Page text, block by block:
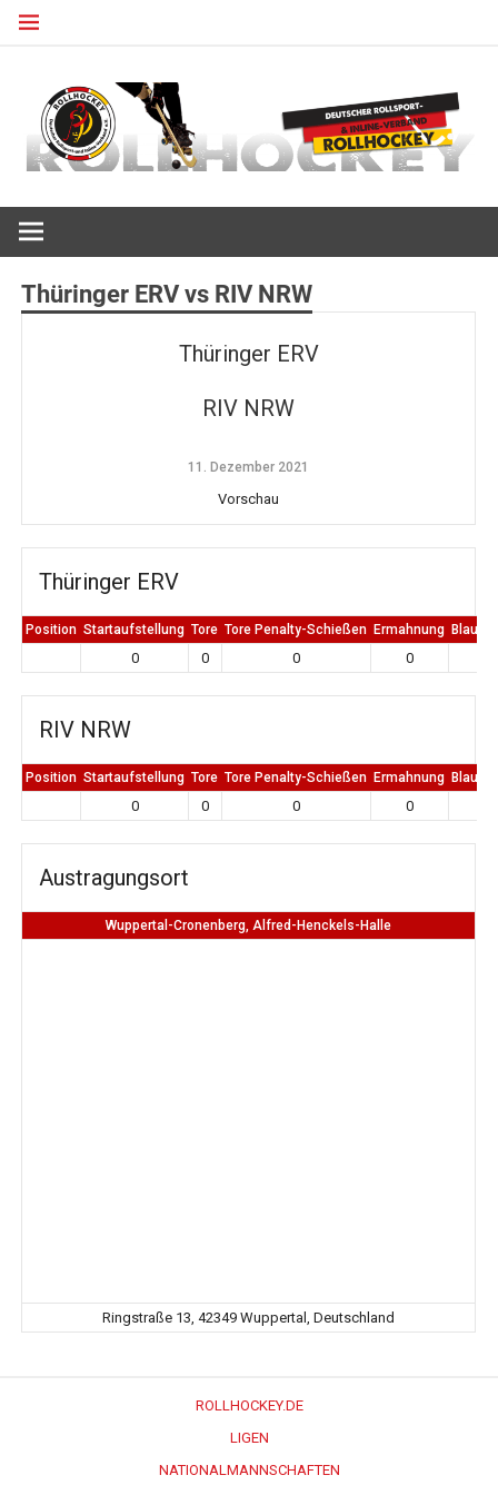
Zum
Thüringer ERV vs RIV NRW
Thüringer ERV
RIV NRW
11. Dezember 2021
Vorschau
Thüringer ERV
Position Startaufstellung Tore Tore Penalty-Schießen Ermahnung Blaue
0 0 0 0
RIV NRW
Position Startaufstellung Tore Tore Penalty-Schießen Ermahnung Blaue
0 0 0 0
Austragungsort
Wuppertal-Cronenberg, Alfred-Henckels-Halle
Ringstraße 13, 42349 Wuppertal, Deutschland
ROLLHOCKEY.DE
LIGEN
NATIONALMANNSCHAFTEN